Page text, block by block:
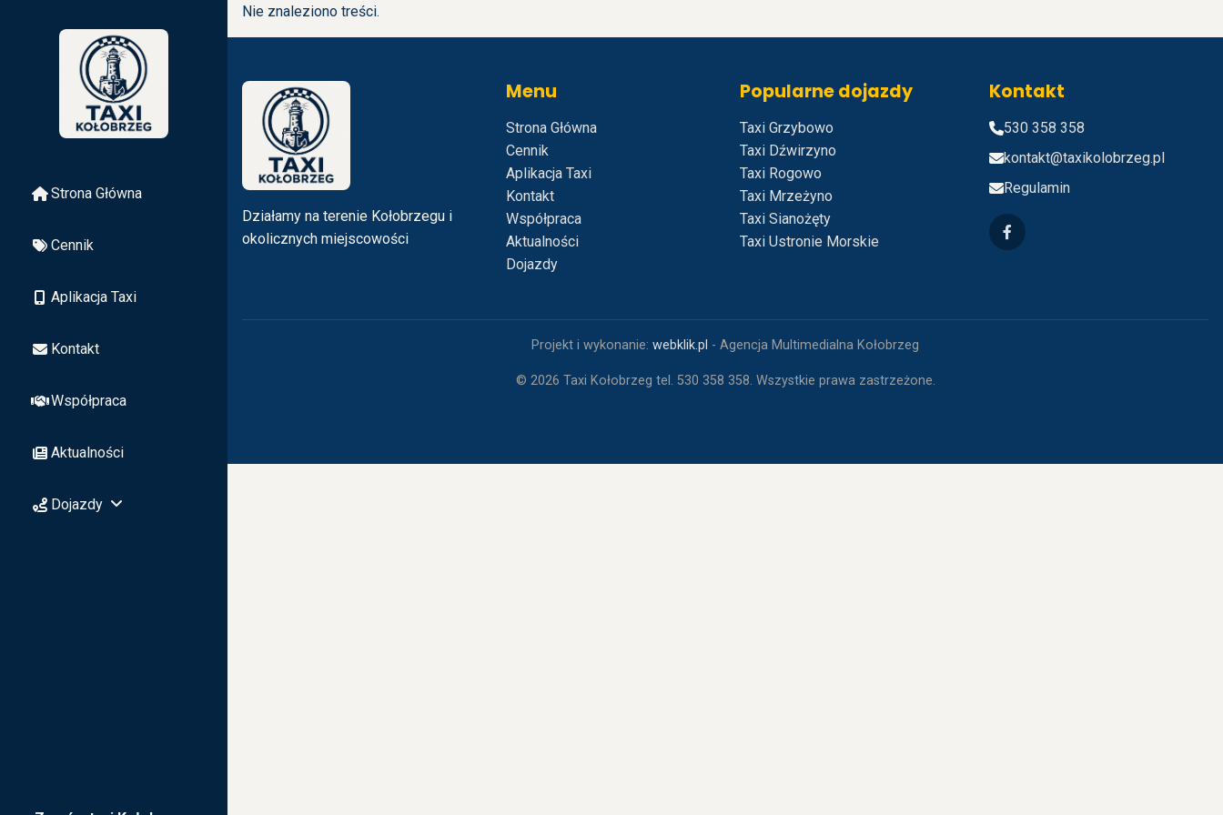
Strona Główna
Cennik
Aplikacja Taxi
Kontakt
Współpraca
Aktualności
Dojazdy
Nie znaleziono treści.
Działamy na terenie Kołobrzegu i
okolicznych miejscowości
Menu
Strona Główna
Cennik
Aplikacja Taxi
Kontakt
Współpraca
Aktualności
Dojazdy
Popularne dojazdy
Taxi Grzybowo
Taxi Dźwirzyno
Taxi Rogowo
Taxi Mrzeżyno
Taxi Sianożęty
Taxi Ustronie Morskie
Kontakt
530 358 358
kontakt@taxikolobrzeg.pl
Regulamin
Projekt i wykonanie: webklik.pl - Agencja Multimedialna Kołobrzeg
© 2026 Taxi Kołobrzeg tel. 530 358 358. Wszystkie prawa zastrzeżone.